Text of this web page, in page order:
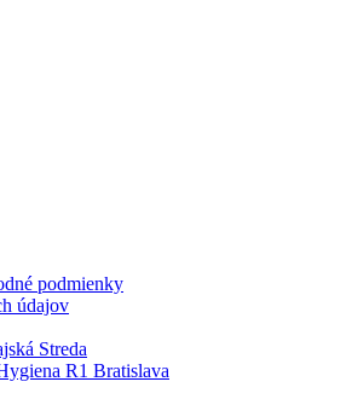
podmienky
údajov
Streda
R1 Bratislava